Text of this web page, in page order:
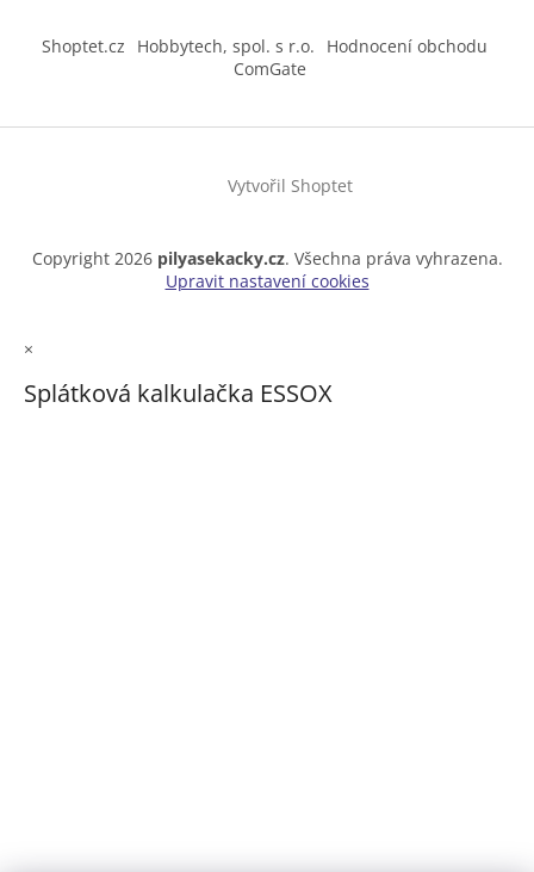
Shoptet.cz Hobbytech, spol. s r.o.
Hodnocení obchodu
ComGate
Vytvořil Shoptet
Copyright 2026 pilyasekacky.cz. Všechna práva vyhrazena.
Upravit nastavení cookies
×
Splátková kalkulačka ESSOX